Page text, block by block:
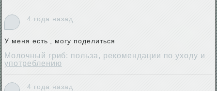
4 года назад
У меня есть , могу поделиться
Молочный гриб: польза, рекомендации по уходу и
употреблению
4 года назад